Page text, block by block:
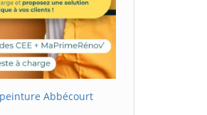
Abbécourt